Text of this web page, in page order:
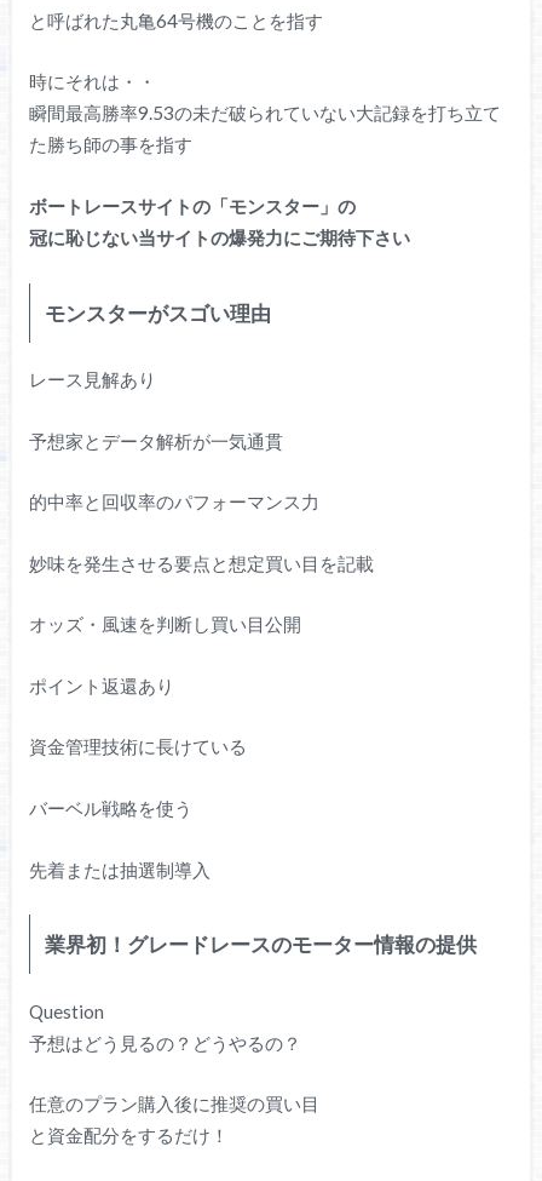
と呼ばれた丸亀64号機のことを指す
時にそれは・・
瞬間最高勝率9.53の未だ破られていない大記録を打ち立て
た勝ち師の事を指す
ボートレースサイトの「モンスター」の
冠に恥じない当サイトの爆発力にご期待下さい
モンスターがスゴい理由
レース見解あり
予想家とデータ解析が一気通貫
的中率と回収率のパフォーマンス力
妙味を発生させる要点と想定買い目を記載
オッズ・風速を判断し買い目公開
ポイント返還あり
資金管理技術に長けている
バーベル戦略を使う
先着または抽選制導入
業界初！グレードレースのモーター情報の提供
Question
予想はどう見るの？どうやるの？
任意のプラン購入後に推奨の買い目
と資金配分をするだけ！